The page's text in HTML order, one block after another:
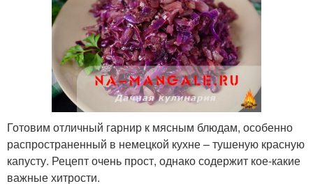
Готовим отличный гарнир к мясным блюдам, особенно
распространенный в немецкой кухне – тушеную красную
капусту. Рецепт очень прост, однако содержит кое-какие
важные хитрости.